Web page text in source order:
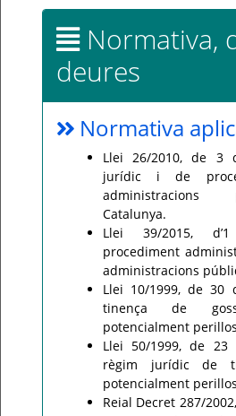
Normativa,
deures
Normativa
Llei 26/2010, de 3
jurídic i de
Catalunya.
Llei 39/2015,
procediment
administracions
Llei 10/1999, de 30
tinença de
potencialment
Llei 50/1999, de 23
règim jurídic de
potencialment
Reial Decret 287/